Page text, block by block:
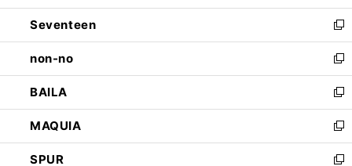
開
く
ウ
で
開
く
ン
ド
ウ
で
開
く
Seventeen
新
し
い
ウ
ィ
ン
ド
ウ
で
non-no
新
し
い
ウ
ィ
ン
ド
BAILA
新
し
い
ウ
ィ
MAQUIA
新
し
い
SPUR
新